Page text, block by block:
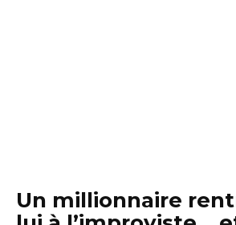
Un millionnaire